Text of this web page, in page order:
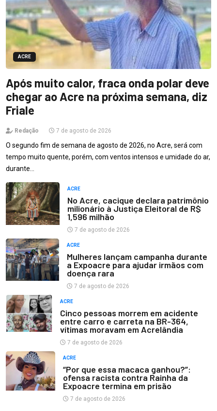
ACRE
Após muito calor, fraca onda polar deve
chegar ao Acre na próxima semana, diz
Friale
Redação 7 de agosto de 2026
O segundo fim de semana de agosto de 2026, no Acre, será com
tempo muito quente, porém, com ventos intensos e umidade do ar,
durante…
ACRE
No Acre, cacique declara patrimônio
milionário à Justiça Eleitoral de R$
1,596 milhão
7 de agosto de 2026
ACRE
Mulheres lançam campanha durante
a Expoacre para ajudar irmãos com
doença rara
7 de agosto de 2026
ACRE
Cinco pessoas morrem em acidente
entre carro e carreta na BR-364,
vítimas moravam em Acrelândia
7 de agosto de 2026
ACRE
“Por que essa macaca ganhou?”:
ofensa racista contra Rainha da
Expoacre termina em prisão
7 de agosto de 2026